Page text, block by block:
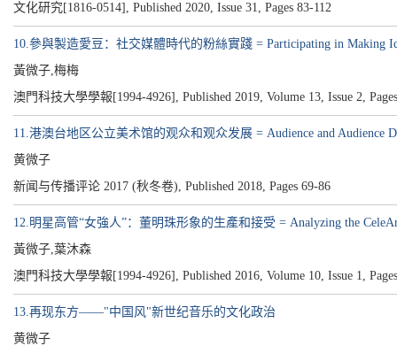
文化研究[1816-0514], Published 2020, Issue 31, Pages 83-112
10.參與製造愛豆：社交媒體時代的粉絲實踐 = Participating in Making
黃微子,梅梅
澳門科技大學學報[1994-4926], Published 2019, Volume 13, Issue 2,
11.港澳台地区公立美术馆的观众和观众发展 = Audience and Audience
黄微子
新闻与传播评论 2017 (秋冬卷), Published 2018, Pages 69-86
12.明星高管“女強人”：董明珠形象的生產和接受 = Analyzing the
黃微子,葉沐森
澳門科技大學學報[1994-4926], Published 2016, Volume 10, Issue 1,
13.再现东方——"中国风"新世纪音乐的文化政治
黄微子